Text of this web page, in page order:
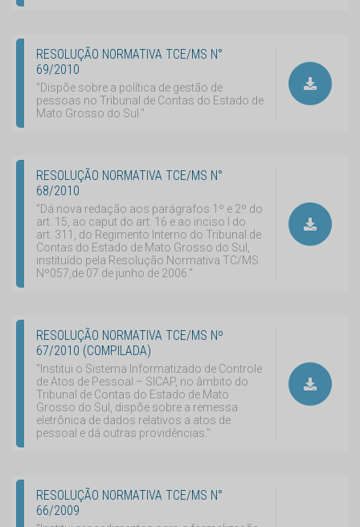
RESOLUÇÃO NORMATIVA TCE/MS N°
69/2010
"Dispõe sobre a política de gestão de
pessoas no Tribunal de Contas do Estado de
Mato Grosso do Sul."
RESOLUÇÃO NORMATIVA TCE/MS N°
68/2010
"Dá nova redação aos parágrafos 1º e 2º do
art. 15, ao caput do art. 16 e ao inciso I do
art. 311, do Regimento Interno do Tribunal de
Contas do Estado de Mato Grosso do Sul,
instituído pela Resolução Normativa TC/MS
Nº057,de 07 de junho de 2006."
RESOLUÇÃO NORMATIVA TCE/MS Nº
67/2010 (COMPILADA)
"Institui o Sistema Informatizado de Controle
de Atos de Pessoal – SICAP, no âmbito do
Tribunal de Contas do Estado de Mato
Grosso do Sul, dispõe sobre a remessa
eletrônica de dados relativos a atos de
pessoal e dá outras providências."
RESOLUÇÃO NORMATIVA TCE/MS N°
66/2009